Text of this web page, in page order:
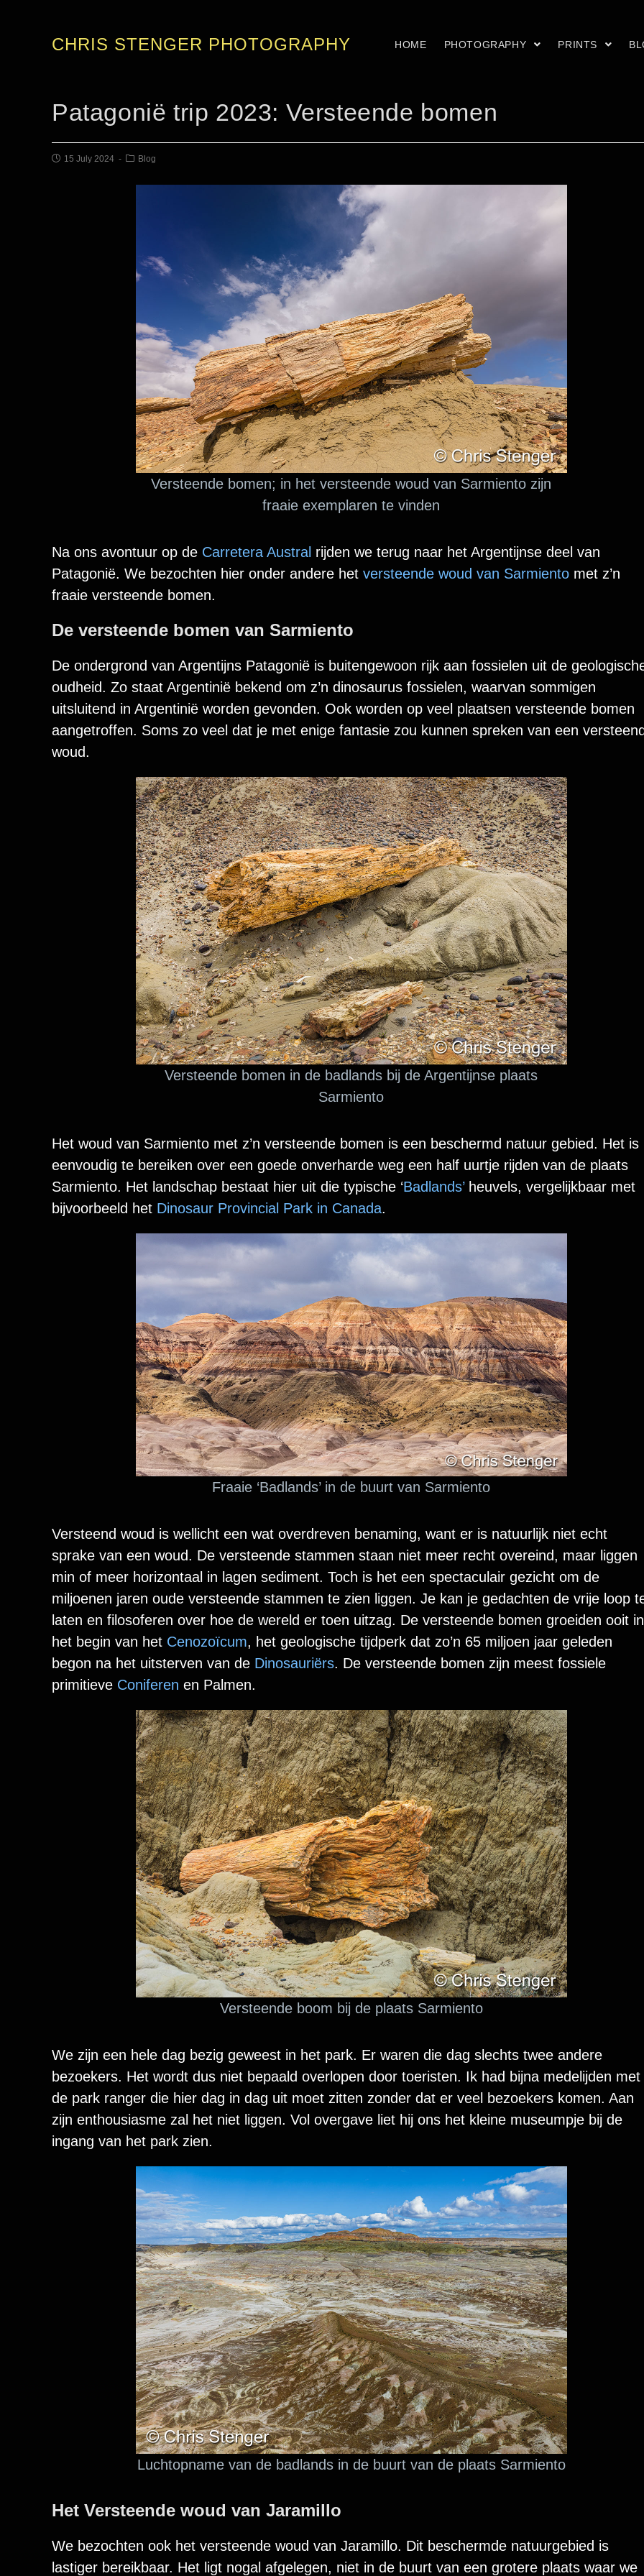
CHRIS STENGER PHOTOGRAPHY HOME PHOTOGRAPHY PRINTS
Patagonië trip 2023: Versteende bomen
15 July 2024 Blog
Versteende bomen; in het versteende woud van Sarmiento zijn
fraaie exemplaren te vinden
Na ons avontuur op de Carretera Austral rijden we terug naar het Argentijnse deel van
Patagonië. We bezochten hier onder andere het versteende woud van Sarmiento met z’n
fraaie versteende bomen.
De versteende bomen van Sarmiento
De ondergrond van Argentijns Patagonië is buitengewoon rijk aan fossielen uit de
oudheid. Zo staat Argentinië bekend om z’n dinosaurus fossielen, waarvan sommigen
uitsluitend in Argentinië worden gevonden. Ook worden op veel plaatsen versteende bomen
aangetroffen. Soms zo veel dat je met enige fantasie zou kunnen spreken van een
woud.
Versteende bomen in de badlands bij de Argentijnse plaats
Sarmiento
Het woud van Sarmiento met z’n versteende bomen is een beschermd natuur gebied. Het is
eenvoudig te bereiken over een goede onverharde weg een half uurtje rijden van de plaats
Sarmiento. Het landschap bestaat hier uit die typische ‘Badlands’heuvels, vergelijkbaar met
bijvoorbeeld het Dinosaur Provincial Park in Canada.
Fraaie ‘Badlands’ in de buurt van Sarmiento
Versteend woud is wellicht een wat overdreven benaming, want er is natuurlijk niet echt
sprake van een woud. De versteende stammen staan niet meer recht overeind, maar liggen
min of meer horizontaal in lagen sediment. Toch is het een spectaculair gezicht om de
miljoenen jaren oude versteende stammen te zien liggen. Je kan je gedachten de vrije loop
laten en filosoferen over hoe de wereld er toen uitzag. De versteende bomen groeiden ooit in
het begin van het Cenozoïcum, het geologische tijdperk dat zo’n 65 miljoen jaar geleden
begon na het uitsterven van de Dinosauriërs. De versteende bomen zijn meest fossiele
primitieve Coniferen en Palmen.
Versteende boom bij de plaats Sarmiento
We zijn een hele dag bezig geweest in het park. Er waren die dag slechts twee andere
bezoekers. Het wordt dus niet bepaald overlopen door toeristen. Ik had bijna medelijden met
de park ranger die hier dag in dag uit moet zitten zonder dat er veel bezoekers komen. Aan
zijn enthousiasme zal het niet liggen. Vol overgave liet hij ons het kleine museumpje bij de
ingang van het park zien.
Luchtopname van de badlands in de buurt van de plaats Sarmiento
Het Versteende woud van Jaramillo
We bezochten ook het versteende woud van Jaramillo. Dit beschermde natuurgebied is
lastiger bereikbaar. Het ligt nogal afgelegen, niet in de buurt van een grotere plaats waar we